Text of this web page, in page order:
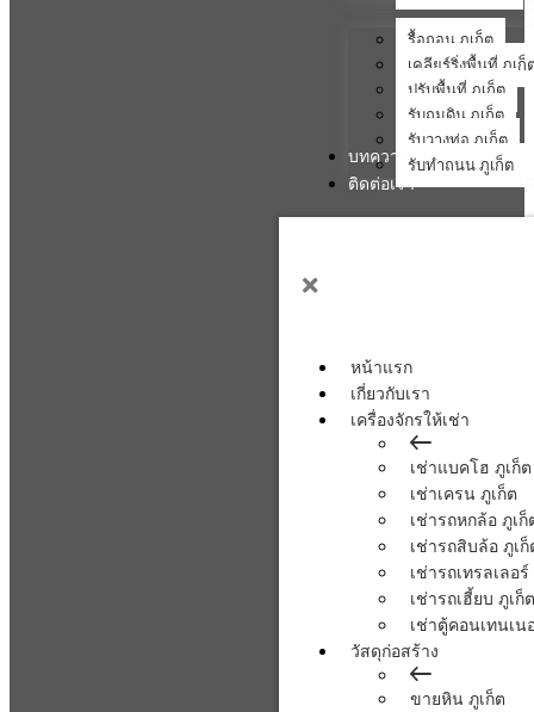
รื้อถอน ภูเก็ต
เคลียร์ริ่งพื้นที่ ภูเก็
ปรับพื้นที่ ภูเก็ต
รับถมดิน ภูเก็ต
รับวางท่อ ภูเก็ต
รับทำถนน ภูเก็ต
บทความ
ติดต่อเรา
หน้าแรก
เกี่ยวกับเรา
เครื่องจักรให้เช่า
เช่าแบคโฮ ภูเก็ต
เช่าเครน ภูเก็ต
เช่ารถหกล้อ ภูเก็
เช่ารถสิบล้อ ภูเ
เช่ารถเทรลเลอ
เช่ารถเฮี้ยบ ภูเก็ต
เช่าตู้คอนเทนเน
วัสดุก่อสร้าง
ขายหิน ภูเก็ต